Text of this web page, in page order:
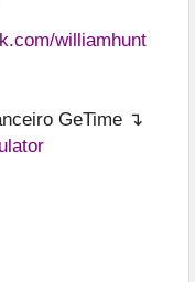
williamhunt
GeTime ↴